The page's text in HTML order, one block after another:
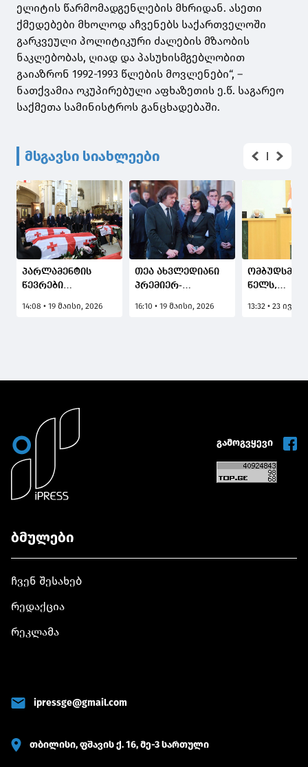
ელიტის წარმომადგენლების მხრიდან. ასეთი
ქმედებები მხოლოდ აჩვენებს საქართველოში
გარკვეული პოლიტიკური ძალების მზაობის
ნაკლებობას, ღიად და პასუხისმგებლობით
გაიაზრონ 1992-1993 წლების მოვლენები“, –
ნათქვამია ოკუპირებული აფხაზეთის ე.წ. საგარეო
საქმეთა სამინისტროს განცხადებაში.
მსგავსი სიახლეები
პარლამენტის
წევრები
მოქმედებების
დაკარგულ პირთა
სამოქალაქო
პანაშვიდს
დაესწრნენ
14:08 • 19 მაისი, 2026
თეა ახვლედიანი
პრემიერ-
რეგიონიდან
დაკარგულ პირთა
16:10 • 19 მაისი, 2026
წელს,
ცხინვალის
აფხაზეთის
ხელოვნური
13:32 • 23
გამოგვყევი
ბმულები
ჩვენ შესახებ
რედაქცია
რეკლამა
ipressge@gmail.com
თბილისი, ფშავის ქ. 16, მე-3 სართული